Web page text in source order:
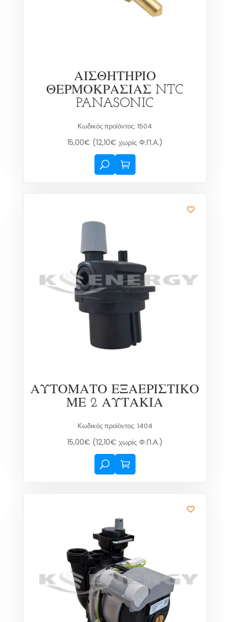
ΑΙΣΘΗΤΗΡΙΟ
ΘΕΡΜΟΚΡΑΣΙΑΣ NTC
PANASONIC
Κωδικός προϊόντος: 1504
15,00€ (12,10€ χωρίς Φ.Π.Α.)
ΑΥΤΟΜΑΤΟ ΕΞΑΕΡΙΣΤΙΚΟ
ΜΕ 2 ΑΥΤΑΚΙΑ
Κωδικός προϊόντος: 1404
15,00€ (12,10€ χωρίς Φ.Π.Α.)